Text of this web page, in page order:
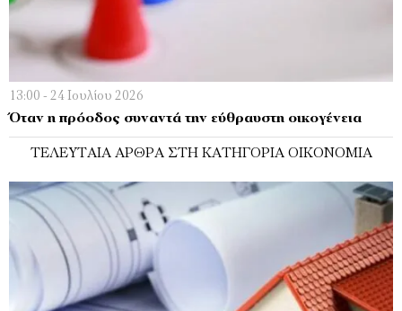
13:00 - 24 Ιουλίου 2026
Όταν η πρόοδος συναντά την εύθραυστη οικογένεια
ΤΕΛΕΥΤΑΊΑ ΆΡΘΡΑ ΣΤΗ ΚΑΤΗΓΟΡΊΑ ΟΙΚΟΝΟΜΊΑ